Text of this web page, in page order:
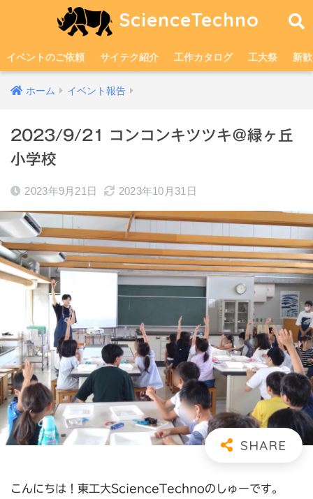
ScienceTechno
イベントのご依頼 サイテク紹介 工作カタログ 工大祭 新歓
ホーム イベント報告
2023/9/21 コンコンキツツキ＠緑ヶ丘
小学校
2023年9月21日 2023年10月31日
こんにちは！東工大ScienceTechnoのしゅーです。